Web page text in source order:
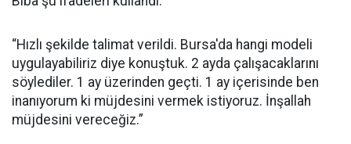
“Hızlı şekilde talimat verildi. Bursa'da hangi modeli
uygulayabiliriz diye konuştuk. 2 ayda çalışacaklarını
söylediler. 1 ay üzerinden geçti. 1 ay içerisinde ben
inanıyorum ki müjdesini vermek istiyoruz. İnşallah
müjdesini vereceğiz.”